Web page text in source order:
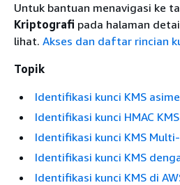
Untuk bantuan menavigasi ke
Kriptografi pada halaman
lihat. Akses dan daftar rincian
Topik
Identifikasi kunci KMS
Identifikasi kunci HMAC KMS
Identifikasi kunci KMS
Identifikasi kunci KMS
Identifikasi kunci KMS di